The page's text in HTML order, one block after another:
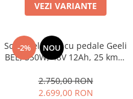
VEZI VARIANTE
-2% NOU
Scuter electric cu pedale Geeli
BEE, 350W, 48V 12Ah, 25 km/h
autonomie până la 38 km, CIV
RAR inclus
2.750,00 RON
2.699,00 RON